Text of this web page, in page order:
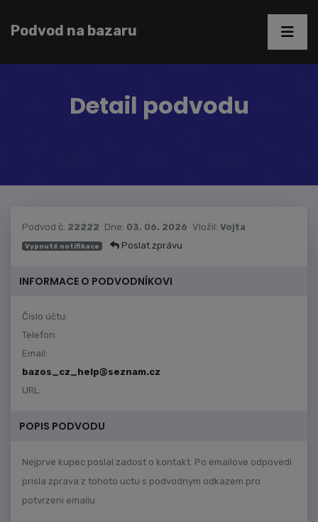
Podvod na bazaru
Detail podvodu
Podvod č. 22222 Dne: 03. 06. 2026 Vložil: Vojta
Vypnuté notifikace Poslat zprávu
INFORMACE O PODVODNÍKOVI
Číslo účtu:
Telefon:
Email:
bazos_cz_help@seznam.cz
URL:
POPIS PODVODU
Nejprve kupec poslal zadost o kontakt. Po emailove odpovedi
prisla zprava z tohoto uctu s podvodnym odkazem pro
potvrzeni emailu